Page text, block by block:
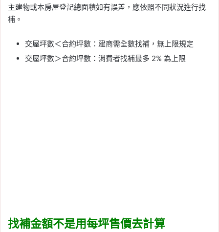
主建物或本房屋登記總面積如有誤差，應依照不同狀況進行找
補。
交屋坪數＜合約坪數：建商需全數找補，無上限規定
交屋坪數＞合約坪數：消費者找補最多 2% 為上限
找補金額不是用每坪售價去計算